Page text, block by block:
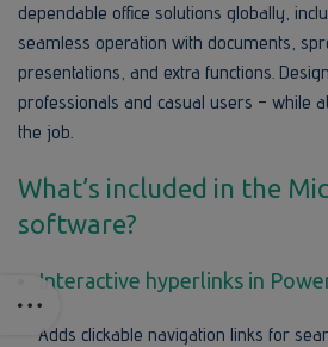
dependable office solutions globally,
seamless operation with documents,
presentations, and extra functions.
professionals and casual users – while
the job.
What’s included in the
software?
Interactive hyperlinks in
Adds clickable navigation links for